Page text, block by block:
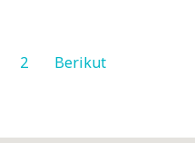
2 Berikut